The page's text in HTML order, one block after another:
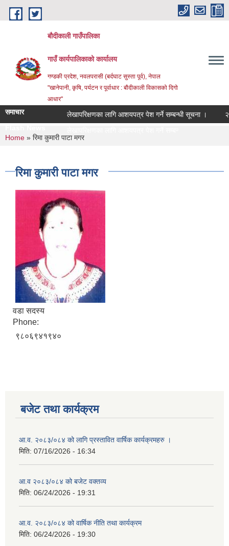
Skip to main content
बौदीकाली गाउँपालिका
गाउँ कार्यपालिकाको कार्यालय
गण्डकी प्रदेश, नवलपरासी (बर्दघाट सुस्ता पूर्व), नेपाल
"खानेपानी, कृषि, पर्यटन र पूर्वाधार : बौदीकाली विकासको दिगो
आधार"
समाचार लेखापरिक्षणका लागि आशयपत्र पेश गर्ने सम्बन्धी सूचना ।
You are here
Home » रिमा कुमारी पाटा मगर
रिमा कुमारी पाटा मगर
वडा सदस्य
Phone:
९८०६९४१९४०
बजेट तथा कार्यक्रम
आ.व. २०८३/०८४ को लागि प्रस्तावित वार्षिक कार्यक्रमहरु ।
मिति: 07/16/2026 - 16:34
आ.व २०८३/०८४ को बजेट वक्तव्य
मिति: 06/24/2026 - 19:31
आ.व. २०८३/०८४ को वार्षिक नीति तथा कार्यक्रम
मिति: 06/24/2026 - 19:30